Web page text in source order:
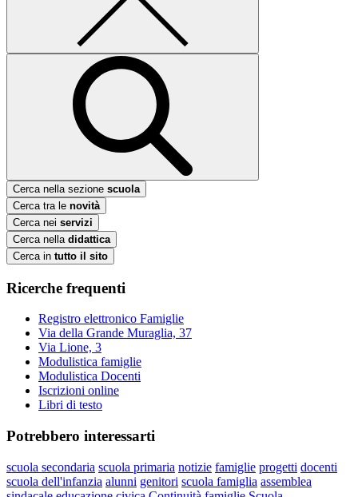
Cerca nella sezione scuola
Cerca tra le novità
Cerca nei servizi
Cerca nella didattica
Cerca in tutto il sito
Ricerche frequenti
Registro elettronico Famiglie
Via della Grande Muraglia, 37
Via Lione, 3
Modulistica famiglie
Modulistica Docenti
Iscrizioni online
Libri di testo
Potrebbero interessarti
scuola secondaria scuola primaria notizie famiglie progetti docenti
scuola dell'infanzia alunni genitori scuola famiglia assemblea